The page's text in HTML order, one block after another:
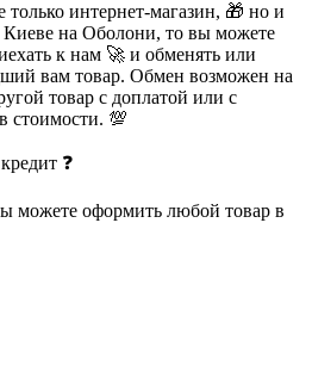
только интернет-магазин, 🎁 но и
Киеве на Оболони, то вы можете
к нам 🚀 и обменять или
вам товар. Обмен возможен на
товар с доплатой или с
стоимости. 💯
❓
можете оформить любой товар в